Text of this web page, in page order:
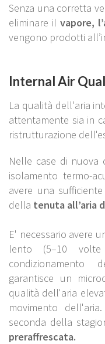
Senza una corretta
eliminare il vapore,
vengono prodotti
Internal Air
La qualità dell'aria
attentamente sia in
ristrutturazione
Nelle case di
isolamento termo-
avere una
della tenuta all’aria
E' necessario avere
lento (5–10
condizionamento
garantisce un
qualità dell'aria
movimento
seconda della
preraffrescata.